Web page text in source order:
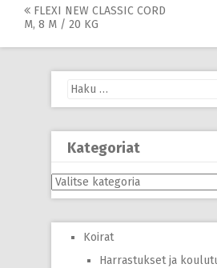
Post
navigation
FLEXI NEW CLASSIC CORD
M, 8 M / 20 KG
Haku:
Kategoriat
Kategoriat
Koirat
Harrastukset ja